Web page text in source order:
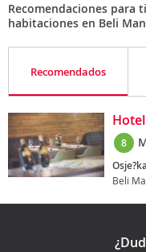
Recomendaciones para
habitaciones en Beli
Recomendados
8
Beli